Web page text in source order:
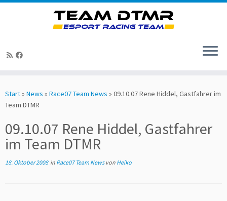
Inhalt
springen
Start» News » Race07 Team News » 09.10.07 Rene Hiddel, Gastfahrer im
Team DTMR
09.10.07 Rene Hiddel, Gastfahrer
im Team DTMR
18. Oktober 2008in Race07 Team Newsvon Heiko